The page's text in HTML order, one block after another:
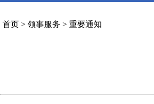
首页 > 领事服务 > 重要通知